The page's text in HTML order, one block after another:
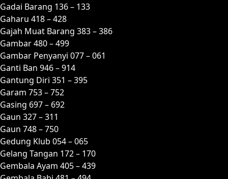
Gadai Barang 136 – 133
Gaharu 418 – 428
Gajah Muat Barang 383 – 386
Gambar 480 – 499
Gambar Penyanyi 077 – 061
Ganti Ban 946 – 914
Gantung Diri 351 – 395
Garam 753 – 752
Gasing 697 – 692
Gaun 327 – 311
Gaun 748 – 750
Gedung Klub 054 – 065
Gelang Tangan 172 – 170
Gembala Ayam 405 – 439